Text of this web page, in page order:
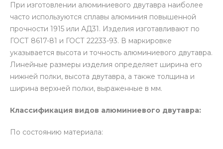
При изготовлении алюминиевого двутавра наиболее
часто используются сплавы алюминия повышенной
прочности 1915 или АД31. Изделия изготавливают по
ГОСТ 8617-81 и ГОСТ 22233-93. В маркировке
указывается высота и точность алюминиевого двутавра.
Линейные размеры изделия определяет ширина его
нижней полки, высота двутавра, а также толщина и
ширина верхней полки, выраженные в мм.
Классификация видов алюминиевого двутавра:
По состоянию материала: